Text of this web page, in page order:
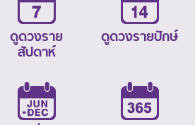
ดูดวงราย
สัปดาห์
ดูดวงรายปักษ์